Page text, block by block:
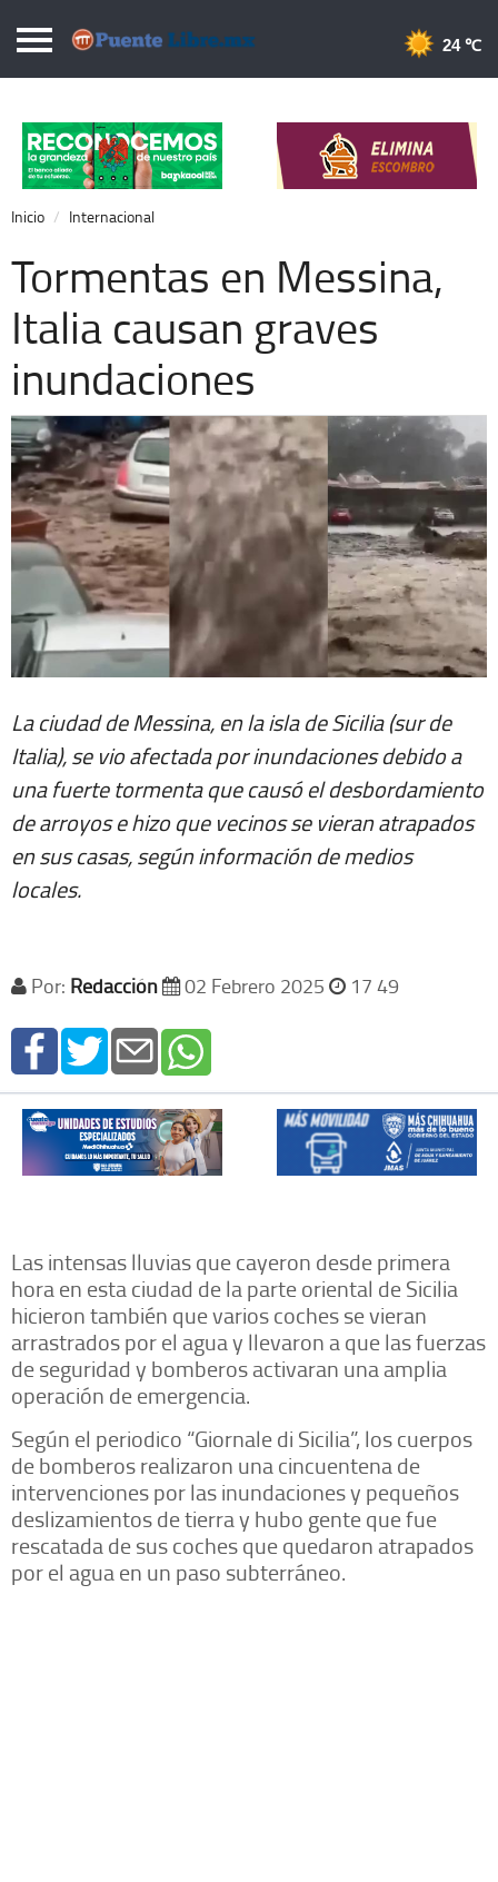
Puentelibre.mx
Local
Nacional
Opinión
Cronos
Economía
Espectáculos
Extra +
24 ℃
Inicio Internacional
Tormentas en Messina,
Italia causan graves
inundaciones
La ciudad de Messina, en la isla de Sicilia (sur de
Italia), se vio afectada por inundaciones debido a
una fuerte tormenta que causó el desbordamiento
de arroyos e hizo que vecinos se vieran atrapados
en sus casas, según información de medios
locales.
Por: Redacción 02 Febrero 2025 17 49
Las intensas lluvias que cayeron desde primera
hora en esta ciudad de la parte oriental de Sicilia
hicieron también que varios coches se vieran
arrastrados por el agua y llevaron a que las fuerzas
de seguridad y bomberos activaran una amplia
operación de emergencia.
Según el periodico “Giornale di Sicilia”, los cuerpos
de bomberos realizaron una cincuentena de
intervenciones por las inundaciones y pequeños
deslizamientos de tierra y hubo gente que fue
rescatada de sus coches que quedaron atrapados
por el agua en un paso subterráneo.